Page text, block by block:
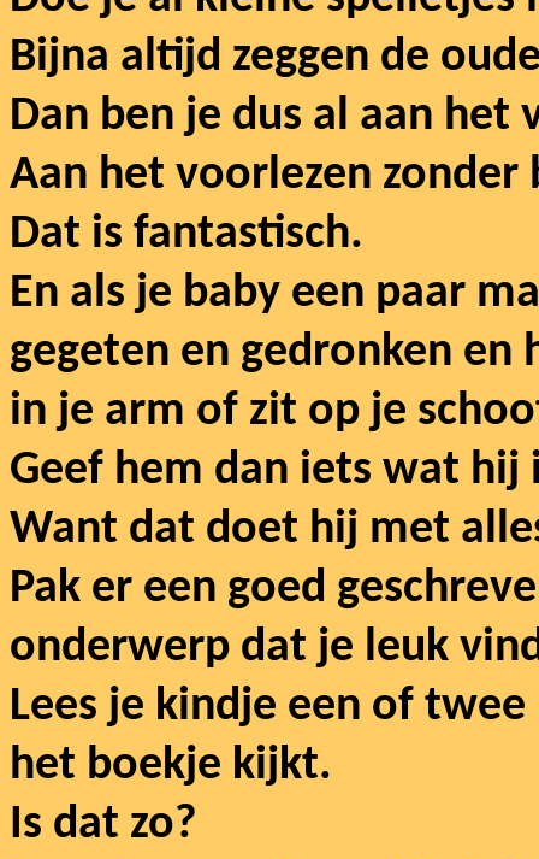
Bijna altijd zeggen de
Dan ben je dus al aan het
Aan het voorlezen zonder
Dat is fantastisch.
En als je baby een paar
gegeten en gedronken
in je arm of zit op je
Geef hem dan iets wat
Want dat doet hij met
Pak er een goed
onderwerp dat je leuk
Lees je kindje een of
het boekje kijkt.
Is dat zo?